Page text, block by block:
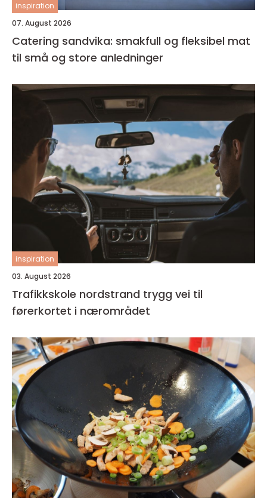
inspiration
07. August 2026
Catering sandvika: smakfull og fleksibel mat
til små og store anledninger
inspiration
03. August 2026
Trafikkskole nordstrand trygg vei til
førerkortet i nærområdet